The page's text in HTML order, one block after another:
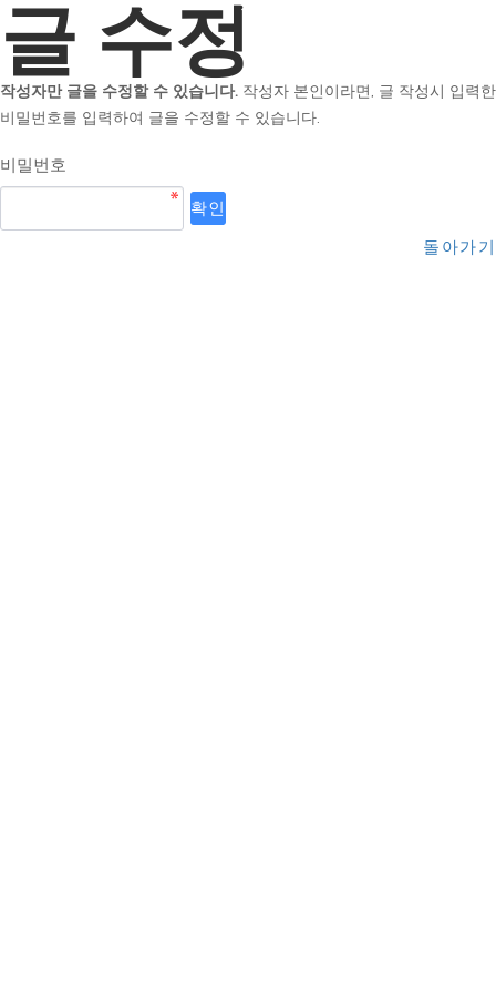
글 수정
작성자만 글을 수정할 수 있습니다. 작성자 본인이라면, 글 작성시 입력한
비밀번호를 입력하여 글을 수정할 수 있습니다.
비밀번호
돌아가기